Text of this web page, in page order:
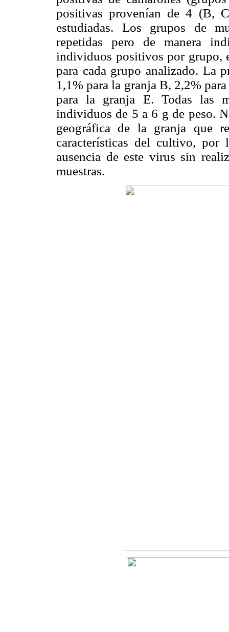
positivas provenían de 4 (B,
estudiadas. Los grupos de
repetidas pero de manera
individuos positivos por grupo,
para cada grupo analizado. La
1,1% para la granja B, 2,2%
para la granja E. Todas las
individuos de 5 a 6 g de peso.
geográfica de la granja que
características del cultivo, por
ausencia de este virus sin
muestras.